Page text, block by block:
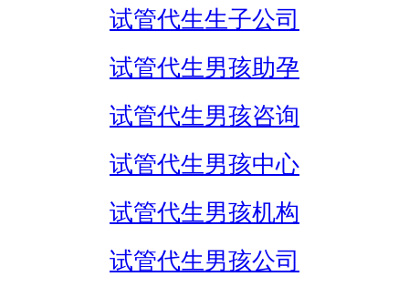
试管代生生子公司
试管代生男孩助孕
试管代生男孩咨询
试管代生男孩中心
试管代生男孩机构
试管代生男孩公司